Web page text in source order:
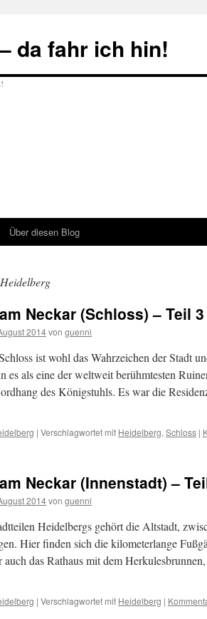
da fahr ich hin!
Über diesen Blog
Heidelberg
Neckar (Schloss) – Teil 3
2014von guenni
ist wohl das Wahrzeichen der Stadt
es als eine der weltweit berühmtesten
des Königstuhls. Es war die
| Verschlagwortet mit Heidelberg, Schloss |
Neckar (Innenstadt) –
2014von guenni
Heidelbergs gehört die Altstadt,
Hier finden sich die kilometerlange
das Rathaus mit dem
| Verschlagwortet mit Heidelberg |